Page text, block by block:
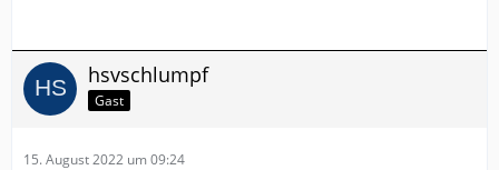
hsvschlumpf
Gast
15. August 2022 um 09:24